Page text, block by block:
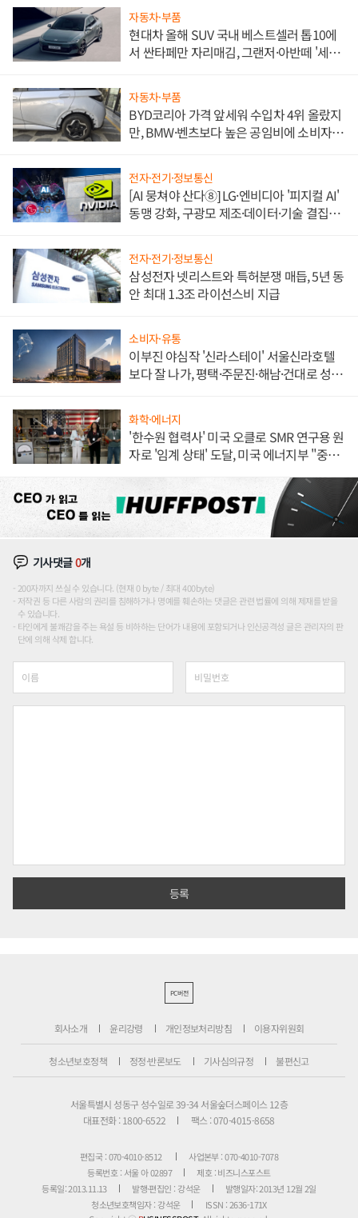
자동차·부품
현대차 올해 SUV 국내 베스트셀러 톱10에
서 싼타페만 자리매김, 그랜저·아반떼 '세단
자동차·부품
BYD코리아 가격 앞세워 수입차 4위 올랐지
만, BMW·벤츠보다 높은 공임비에 소비자
전자·전기·정보통신
[AI 뭉쳐야 산다⑧] LG·엔비디아 '피지컬 AI'
동맹 강화, 구광모 제조·데이터·기술 결집
전자·전기·정보통신
삼성전자 넷리스트와 특허분쟁 매듭, 5년 동
안 최대 1.3조 라이선스비 지급
소비자·유통
이부진 야심작 '신라스테이' 서울신라호텔
보다 잘 나가, 평택·주문진·해남·건대로 성
화학·에너지
'한수원 협력사' 미국 오클로 SMR 연구용 원
자로 '임계 상태' 도달, 미국 에너지부 "중요
기사댓글0개
200자까지 쓰실 수 있습니다. (현재 0 byte / 최대 400byte)
저작권 등 다른 사람의 권리를 침해하거나 명예를 훼손하는 댓글은 관련 법률에 의해 제재를 받을
수 있습니다.
타인에게 불쾌감을 주는 욕설 등 비하하는 단어가 내용에 포함되거나 인신공격성 글은 관리자의 판
단에 의해 삭제 합니다.
PC버전
회사소개 윤리강령 개인정보처리방침 이용자위원회
청소년보호정책 정정·반론보도 기사심의규정 불편신고
서울특별시 성동구 성수일로 39-34 서울숲더스페이스 12층
대표전화 : 1800-6522
팩스 : 070-4015-8658
편집국 : 070-4010-8512
사업본부 : 070-4010-7078
등록번호 : 서울 아 02897
제호 : 비즈니스포스트
등록일: 2013.11.13
발행·편집인 : 강석운
발행일자: 2013년 12월 2일
청소년보호책임자 : 강석운
ISSN : 2636-171X